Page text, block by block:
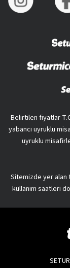
Belirtilen fiyatlar
yabancı uyruklu
uyruklu
Sitemizde yer alan
kullanım saatleri